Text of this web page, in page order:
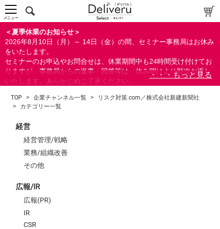
＜夏季休業のお知らせ＞
2026年8月10日（月）～ 14日（金）の間、セミナー事務局はお休み
をいたします。
セミナーのお申込やお問合せは、休業期間中も24時間受け付けてお
りますが、事務局からの返事・回答等は、休み明けより順次お返し
いたします。あらかじめご了承ください。
ができます。
メニュー
TOP > 企業チャンネル一覧 >
リスク対策.com／株式会社新建新聞社
>
カテゴリー一覧
経営
経営管理/戦略
業務/組織改善
その他
広報/IR
広報(PR)
IR
CSR